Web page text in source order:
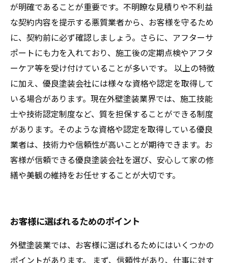
が明確であることが重要です。不明瞭な見積りや不利益
な契約内容を提示する悪質業者から、お客様を守るため
に、契約前に必ず確認しましょう。さらに、アフターサ
ポートにも力を入れており、施工後の定期点検やアフタ
ーケア等を受け付けていることが多いです。 以上の特徴
に加え、優良塗装会社には様々な資格や認定を取得して
いる場合があります。現在外壁塗装業界では、施工技能
士や技術認定制度など、質を担保することができる制度
があります。そのような資格や認定を取得している優良
業者は、技術力や信頼性が高いことが期待できます。お
客様が信頼できる優良塗装会社を選び、安心して家の修
繕や美観の維持をお任せすることが大切です。
お客様に選ばれるためのポイント
外壁塗装業では、お客様に選ばれるためにはいくつかの
ポイントがあります。 まず、信頼性があり、仕事に対す